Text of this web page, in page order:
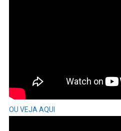
OU VEJA AQUI